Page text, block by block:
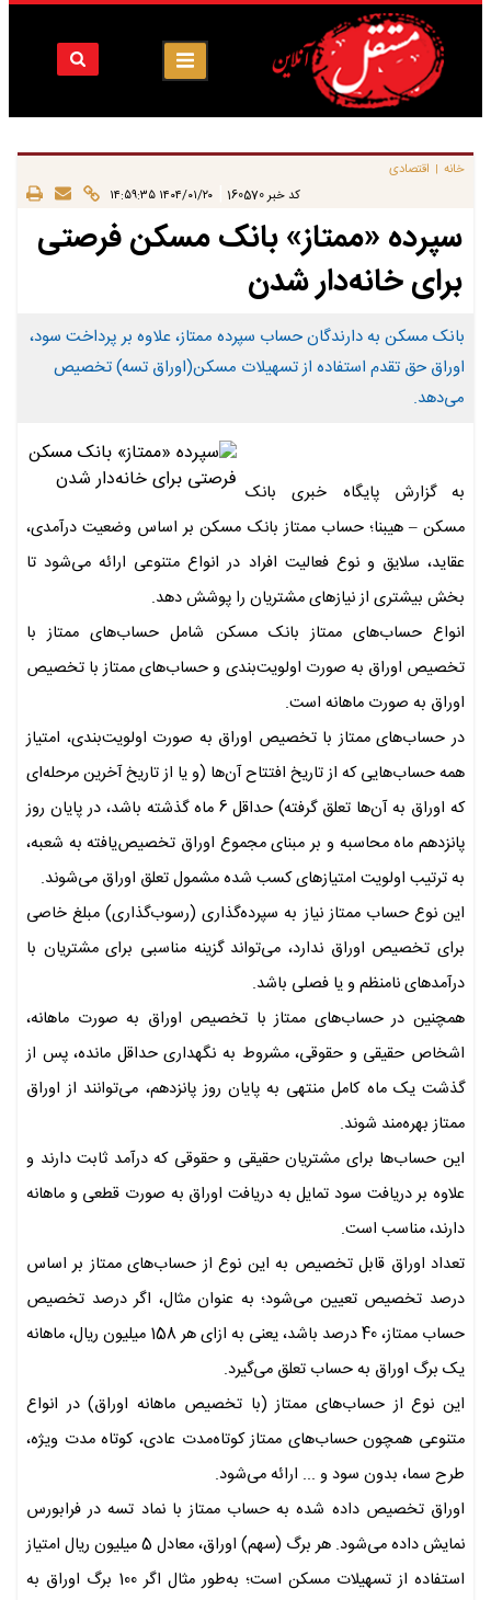
خانه | اقتصادی
کد خبر 160570 ۱۴۰۴/۰۱/۲۰ ۱۴:۵۹:۳۵
سپرده «ممتاز» بانک مسکن فرصتی
برای خانه‌دار شدن
بانک مسکن به دارندگان حساب سپرده ممتاز، علاوه بر پرداخت سود،
اوراق حق تقدم استفاده از تسهیلات مسکن(اوراق تسه) تخصیص
می‌دهد.
به گزارش پایگاه خبری بانک
مسکن – هیبنا؛ حساب ممتاز بانک مسکن بر اساس وضعیت درآمدی،
عقاید، سلایق و نوع فعالیت افراد در انواع متنوعی ارائه می‌شود تا
بخش بیشتری از نیازهای مشتریان را پوشش دهد.
انواع حساب‌های ممتاز بانک مسکن شامل حساب‌های ممتاز با
تخصیص اوراق به صورت اولویت‌بندی و حساب‌های ممتاز با تخصیص
اوراق به صورت ماهانه است.
در حساب‌های ممتاز با تخصیص اوراق به صورت اولویت‌بندی، امتیاز
همه حساب‌هایی که از تاریخ افتتاح آن‌ها (و یا از تاریخ آخرین مرحله‌ای
که اوراق به آن‌ها تعلق گرفته) حداقل 6 ماه گذشته باشد، در پایان روز
پانزدهم ماه محاسبه و بر مبنای مجموع اوراق تخصیص‌یافته به شعبه،
به ترتیب اولویت امتیازهای کسب شده مشمول تعلق اوراق می‌شوند.
این نوع حساب ممتاز نیاز به سپرده‌گذاری (رسوب‌گذاری) مبلغ خاصی
برای تخصیص اوراق ندارد، می‌تواند گزینه مناسبی برای مشتریان با
درآمدهای نامنظم و یا فصلی باشد.
همچنین در حساب‌های ممتاز با تخصیص اوراق به صورت ماهانه،
اشخاص حقیقی و حقوقی، مشروط به نگهداری حداقل مانده، پس از
گذشت یک ماه کامل منتهی به پایان روز پانزدهم، می‌توانند از اوراق
ممتاز بهره‌مند شوند.
این حساب‌ها برای مشتریان حقیقی و حقوقی که درآمد ثابت دارند و
علاوه بر دریافت سود تمایل به دریافت اوراق به صورت قطعی و ماهانه
دارند، مناسب است.
تعداد اوراق قابل تخصیص به این نوع از حساب‌های ممتاز بر اساس
درصد تخصیص تعیین می‌شود؛ به عنوان مثال، اگر درصد تخصیص
حساب ممتاز، 40 درصد باشد، یعنی به ازای هر 158 میلیون ریال، ماهانه
یک برگ اوراق به حساب تعلق می‌گیرد.
این نوع از حساب‌های ممتاز (با تخصیص ماهانه اوراق) در انواع
متنوعی همچون حساب‌های ممتاز کوتاه‌مدت عادی، کوتاه مدت ویژه،
طرح سما، بدون سود و ... ارائه می‌شود.
اوراق تخصیص داده شده به حساب ممتاز با نماد تسه در فرابورس
نمایش داده می‌شود. هر برگ (سهم) اوراق، معادل 5 میلیون ریال امتیاز
استفاده از تسهیلات مسکن است؛ به‌طور مثال اگر 100 برگ اوراق به